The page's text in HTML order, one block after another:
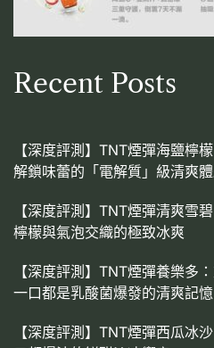
Recent Posts
【深度評測】TNT煙彈海鹽檸
解鎖味蕾的「電解質」級清爽
【深度評測】TNT煙彈清爽雪
檸檬與氣泡交織的極致冰爽
【深度評測】TNT煙彈養樂多
一口都是乳酸菌爆發的清爽記憶
【深度評測】TNT煙彈西瓜冰